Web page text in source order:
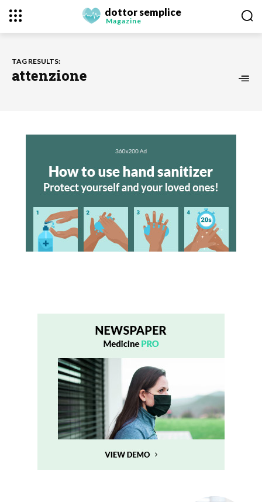
dottor semplice
Magazine
TAG RESULTS:
attenzione